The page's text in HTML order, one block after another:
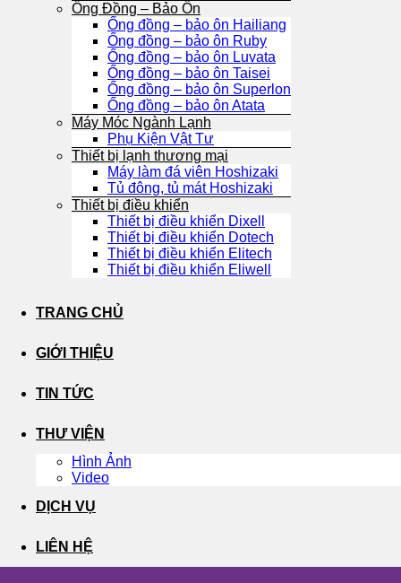
Ống Đồng – Bảo Ôn
Ống đồng – bảo ôn Hailiang
Ống đồng – bảo ôn Ruby
Ống đồng – bảo ôn Luvata
Ống đồng – bảo ôn Taisei
Ống đồng – bảo ôn Superlon
Ống đồng – bảo ôn Atata
Máy Móc Ngành Lạnh
Phụ Kiện Vật Tư
Thiết bị lạnh thương mại
Máy làm đá viên Hoshizaki
Tủ đông, tủ mát Hoshizaki
Thiết bị điều khiển
Thiết bị điều khiển Dixell
Thiết bị điều khiển Dotech
Thiết bị điều khiển Elitech
Thiết bị điều khiển Eliwell
TRANG CHỦ
GIỚI THIỆU
TIN TỨC
THƯ VIỆN
Hình Ảnh
Video
DỊCH VỤ
LIÊN HỆ